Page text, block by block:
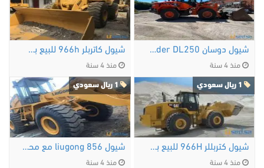
شيول دوسان Radlader DL250 للبيع
منذ 4 سنة
شيول كاتربلر 966h للبيع بسعر غير قابل …
منذ 4 سنة
شيول كتربللر 966H للبيع بحالة اصلية
منذ 4 سنة
1 ريال سعودي
شيول liugong 856 مع محرك كومنز للبيع بسعر مناسب …
منذ 4 سنة